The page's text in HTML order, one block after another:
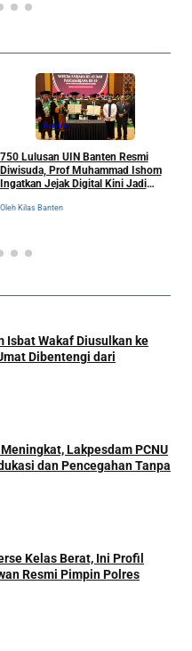
Banten
750 Lulusan UIN Banten Resmi
Diwisuda, Prof Muhammad Ishom
Ingatkan Jejak Digital Kini Jadi
Oleh Kilas Banten
Isbat Wakaf Diusulkan ke
Dibentengi dari
Lakpesdam PCNU
dan Pencegahan Tanpa
Kelas Berat, Ini Profil
Resmi Pimpin Polres